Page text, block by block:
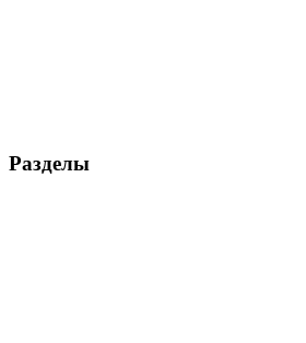
Разделы